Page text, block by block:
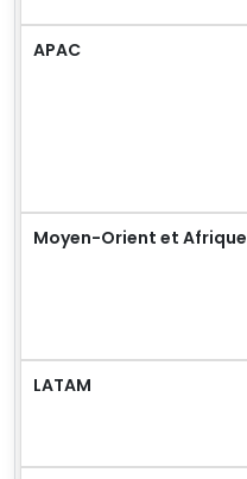
APAC
Moyen-Orient et Afrique
LATAM